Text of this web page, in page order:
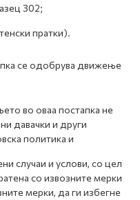
302;
пратки).
се одобрува движење
во оваа постапка не
давачки и други
политика и
случаи и услови, со цел
со извозните мерки
мерки, да ги избегне